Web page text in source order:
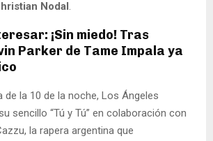
Nodal.
¡Sin miedo! Tras
Parker de Tame Impala ya
de la 10 de la noche, Los Ángeles
sencillo “Tú y Tú” en colaboración con
la rapera argentina que